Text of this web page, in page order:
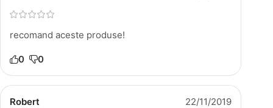
recomand aceste produse!
0 0
Robert 22/11/2019